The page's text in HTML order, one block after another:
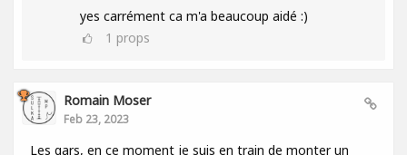
yes carrément ca m'a beaucoup aidé :)
1 props
Romain Moser
Feb 23, 2023
Les gars, en ce moment je suis en train de monter un